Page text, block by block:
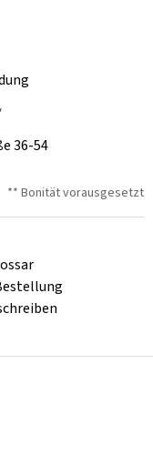
36-54
** Bonität vorausgesetzt